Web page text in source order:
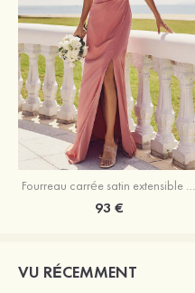
Fourreau carrée satin extensible ras du sol robe de demoiselle d'honneur
93 €
VU RÉCEMMENT